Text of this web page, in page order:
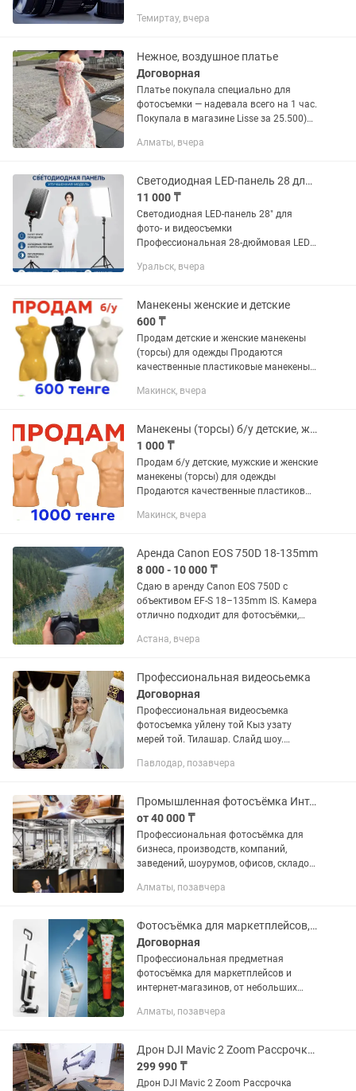
больше деталей, добавляя
пейзажам,...
Темиртау, вчера
Нежное, воздушное платье
Договорная
Платье покупала специально для
фотосъемки — надевала всего на 1 час.
Покупала в магазине Lisse за 25.500)
🙈). После съемки отдала в химчистку,
Алматы, вчера
Светодиодная LED-панель 28 для фото- и видеосъемки
11 000 ₸
Светодиодная LED-панель 28″ для
фото- и видеосъемки
Профессиональная 28-дюймовая LED-
равномерное освещение для фото,
красоты и предметной...
Уральск, вчера
Манекены женские и детские
600 ₸
Продам детские и женские манекены
(торсы) для одежды Продаются
качественные пластиковые манекены
женской одежды. Идеально подходят
Макинск, вчера
Манекены (торсы) б/у детские, женские, мужские
1 000 ₸
Продам б/у детские, мужские и женские
манекены (торсы) для одежды
Продаются качественные пластиковые
детской и женской одежды. Идеально
Макинск, вчера
Аренда Canon EOS 750D 18-135mm
8 000 - 10 000 ₸
Сдаю в аренду Canon EOS 750D с
объективом EF-S 18–135mm IS. Камера
отлично подходит для фотосъёмки,
Instagram и видеосъёмки. В комплект
Астана, вчера
Профессиональная видеосьемка
Договорная
Профессиональная видеосъемка
фотосъемка уйлену той Кыз узату
мерей той. Тилашар. Слайд шоу.
Большой опыт работы в данной сфере.
сентября....
Павлодар, позавчера
Промышленная фотосъёмка Интерьерная съёмка Репортажный фотограф Алматы
от 40 000 ₸
Профессиональная фотосъёмка для
бизнеса, производств, компаний,
заведений, шоурумов, офисов, складов,
пространств. Снимаю следующие
Алматы, позавчера
Фотосъёмка для маркетплейсов, видео, инфографика. Предметный фотограф
Договорная
Профессиональная предметная
фотосъёмка для маркетплейсов и
интернет-магазинов, от небольших
компаний. Создаю чистые, продающие
требованиям...
Алматы, позавчера
Дрон DJI Mavic 2 Zoom Рассрочка Магазин Red Geek
299 990 ₸
Дрон DJI Mavic 2 Zoom Рассрочка